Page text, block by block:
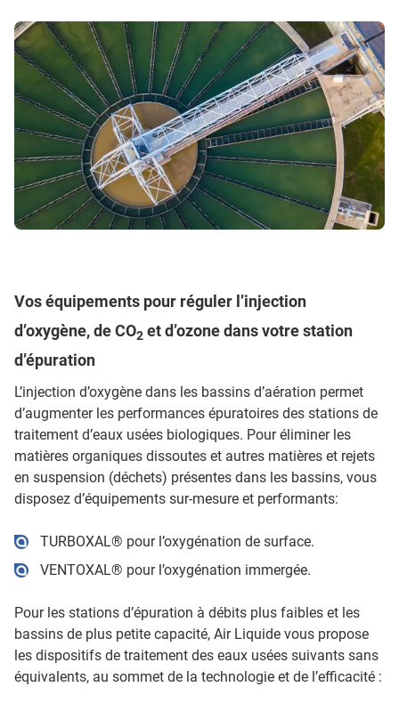
Vos équipements pour réguler l’injection
d’oxygène, de CO2 et d’ozone dans votre station
d’épuration
L’injection d’oxygène dans les bassins d’aération permet
d’augmenter les performances épuratoires des stations de
traitement d’eaux usées biologiques. Pour éliminer les
matières organiques dissoutes et autres matières et rejets
en suspension (déchets) présentes dans les bassins, vous
disposez d’équipements sur-mesure et performants:
TURBOXAL® pour l’oxygénation de surface.
VENTOXAL® pour l’oxygénation immergée.
Pour les stations d’épuration à débits plus faibles et les
bassins de plus petite capacité, Air Liquide vous propose
les dispositifs de traitement des eaux usées suivants sans
équivalents, au sommet de la technologie et de l’efficacité :